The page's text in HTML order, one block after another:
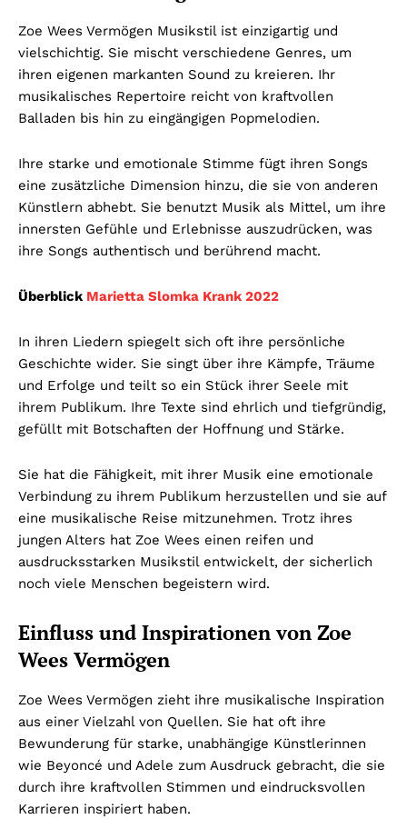
Zoe Wees Vermögen Musikstil ist einzigartig und
vielschichtig. Sie mischt verschiedene Genres, um
ihren eigenen markanten Sound zu kreieren. Ihr
musikalisches Repertoire reicht von kraftvollen
Balladen bis hin zu eingängigen Popmelodien.
Ihre starke und emotionale Stimme fügt ihren Songs
eine zusätzliche Dimension hinzu, die sie von anderen
Künstlern abhebt. Sie benutzt Musik als Mittel, um ihre
innersten Gefühle und Erlebnisse auszudrücken, was
ihre Songs authentisch und berührend macht.
Überblick Marietta Slomka Krank 2022
In ihren Liedern spiegelt sich oft ihre persönliche
Geschichte wider. Sie singt über ihre Kämpfe, Träume
und Erfolge und teilt so ein Stück ihrer Seele mit
ihrem Publikum. Ihre Texte sind ehrlich und tiefgründig,
gefüllt mit Botschaften der Hoffnung und Stärke.
Sie hat die Fähigkeit, mit ihrer Musik eine emotionale
Verbindung zu ihrem Publikum herzustellen und sie auf
eine musikalische Reise mitzunehmen. Trotz ihres
jungen Alters hat Zoe Wees einen reifen und
ausdrucksstarken Musikstil entwickelt, der sicherlich
noch viele Menschen begeistern wird.
Einfluss und Inspirationen von Zoe
Wees Vermögen
Zoe Wees Vermögen zieht ihre musikalische Inspiration
aus einer Vielzahl von Quellen. Sie hat oft ihre
Bewunderung für starke, unabhängige Künstlerinnen
wie Beyoncé und Adele zum Ausdruck gebracht, die sie
durch ihre kraftvollen Stimmen und eindrucksvollen
Karrieren inspiriert haben.